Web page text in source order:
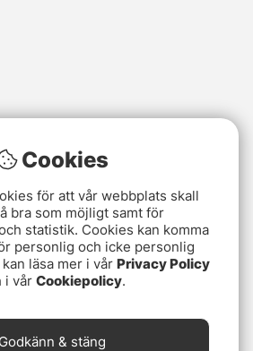
Cookies
för att vår webbplats skall
bra som möjligt samt för
statistik. Cookies kan komma
personlig och icke personlig
läsa mer i vår Privacy Policy
i vår Cookiepolicy.
Godkänn & stäng